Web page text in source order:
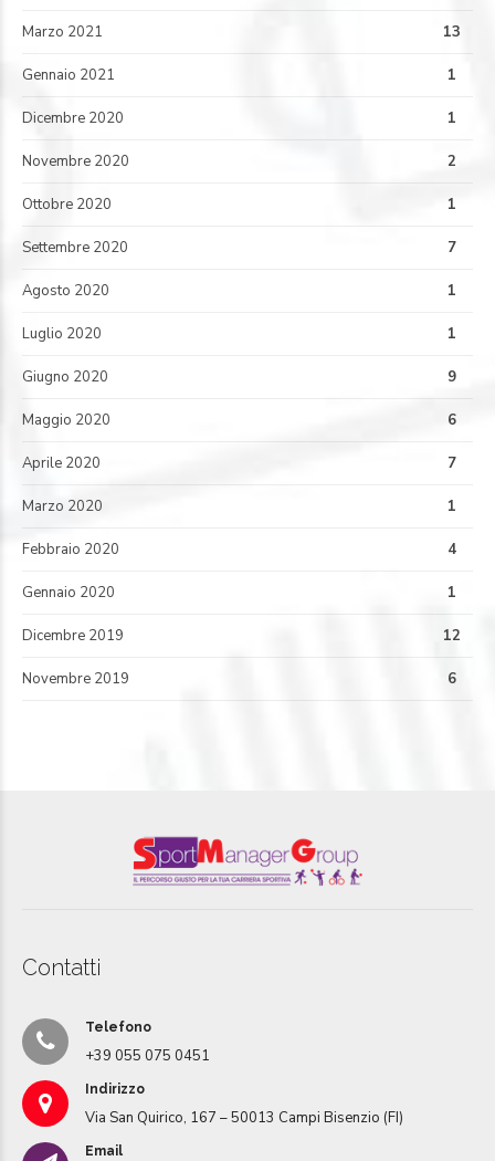
Marzo 2021 13
Gennaio 2021 1
Dicembre 2020 1
Novembre 2020 2
Ottobre 2020 1
Settembre 2020 7
Agosto 2020 1
Luglio 2020 1
Giugno 2020 9
Maggio 2020 6
Aprile 2020 7
Marzo 2020 1
Febbraio 2020 4
Gennaio 2020 1
Dicembre 2019 12
Novembre 2019 6
Contatti
Telefono
+39 055 075 0451
Indirizzo
Via San Quirico, 167 – 50013 Campi Bisenzio (FI)
Email